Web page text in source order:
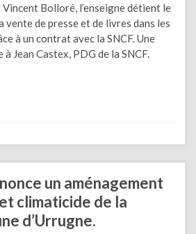
Bolloré, l’enseigne détient le
vente de presse et de livres dans les
à un contrat avec la SNCF. Une
Jean Castex, PDG de la SNCF.
un aménagement
climaticide de la
d’Urrugne.